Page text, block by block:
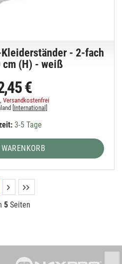
Kleiderständer - 2-fach
cm (H) - weiß
€
Versandkostenfrei
[ International
3-5 Tage
5 Seiten